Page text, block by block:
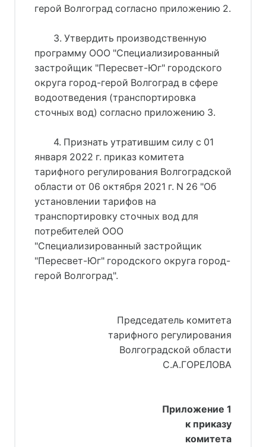
герой Волгоград согласно приложению 2.
3. Утвердить производственную
программу ООО "Специализированный
застройщик "Пересвет-Юг" городского
округа город-герой Волгоград в сфере
водоотведения (транспортировка
сточных вод) согласно приложению 3.
4. Признать утратившим силу с 01
января 2022 г. приказ комитета
тарифного регулирования Волгоградской
области от 06 октября 2021 г. N 26 "Об
установлении тарифов на
транспортировку сточных вод для
потребителей ООО
"Специализированный застройщик
"Пересвет-Юг" городского округа город-
герой Волгоград".
Председатель комитета
тарифного регулирования
Волгоградской области
С.А.ГОРЕЛОВА
Приложение 1
к приказу
комитета